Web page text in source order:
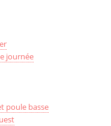
journée
poule basse